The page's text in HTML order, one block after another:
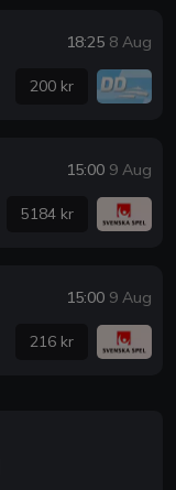
18:25 8 Aug
200 kr
15:00 9 Aug
5184 kr
15:00 9 Aug
216 kr